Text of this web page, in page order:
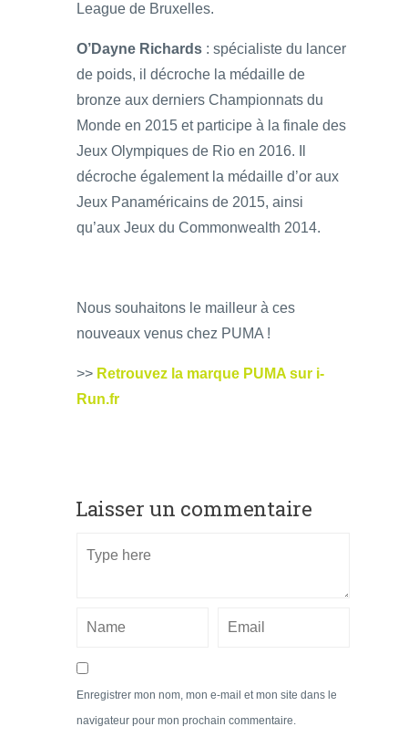
League de Bruxelles.
O’Dayne Richards : spécialiste du lancer
de poids, il décroche la médaille de
bronze aux derniers Championnats du
Monde en 2015 et participe à la finale des
Jeux Olympiques de Rio en 2016. Il
décroche également la médaille d’or aux
Jeux Panaméricains de 2015, ainsi
qu’aux Jeux du Commonwealth 2014.
Nous souhaitons le mailleur à ces
nouveaux venus chez PUMA !
>> Retrouvez la marque PUMA sur i-
Run.fr
Laisser un commentaire
Enregistrer mon nom, mon e-mail et mon site dans le
navigateur pour mon prochain commentaire.